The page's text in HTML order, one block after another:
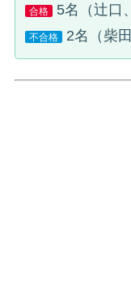
合格 5名（辻口
不合格 2名（柴